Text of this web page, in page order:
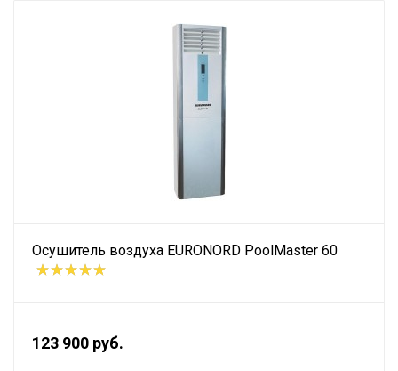
Осушитель воздуха EURONORD PoolMaster 60
123 900 руб.